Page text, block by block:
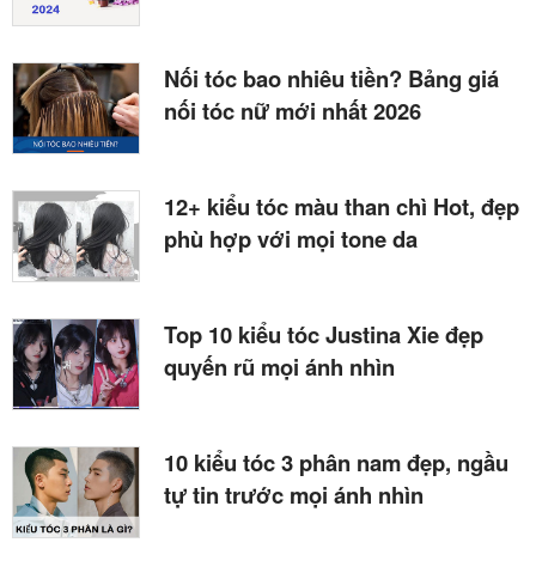
Nối tóc bao nhiêu tiền? Bảng giá
nối tóc nữ mới nhất 2026
12+ kiểu tóc màu than chì Hot, đẹp
phù hợp với mọi tone da
Top 10 kiểu tóc Justina Xie đẹp
quyến rũ mọi ánh nhìn
10 kiểu tóc 3 phân nam đẹp, ngầu
tự tin trước mọi ánh nhìn